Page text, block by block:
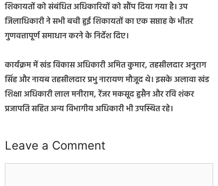
शिकायतों को संबंधित अधिकारियों को सौंप दिया गया है। उप
जिलाधिकारी ने सभी बची हुई शिकायतों का एक सप्ताह के भीतर
गुणवत्तापूर्ण समाधान करने के निर्देश दिए।
कार्यक्रम में खंड विकास अधिकारी अमित कुमार, तहसीलदार अनुराग
सिंह और नायब तहसीलदार प्रभु नारायण मौजूद थे। इसके अलावा खंड
शिक्षा अधिकारी लाल मनीराम, रेंजर मकसूद हुसैन और रवि शंकर
प्रजापति सहित अन्य विभागीय अधिकारी भी उपस्थित रहे।
Leave a Comment